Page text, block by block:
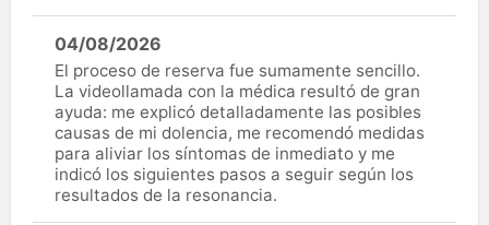
04/08/2026
El proceso de reserva fue sumamente sencillo.
La videollamada con la médica resultó de gran
ayuda: me explicó detalladamente las posibles
causas de mi dolencia, me recomendó medidas
para aliviar los síntomas de inmediato y me
indicó los siguientes pasos a seguir según los
resultados de la resonancia.